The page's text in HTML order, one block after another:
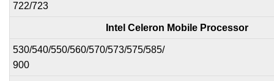
722/723
Intel Celeron Mobile Processor
530/540/550/560/570/573/575/585/
900